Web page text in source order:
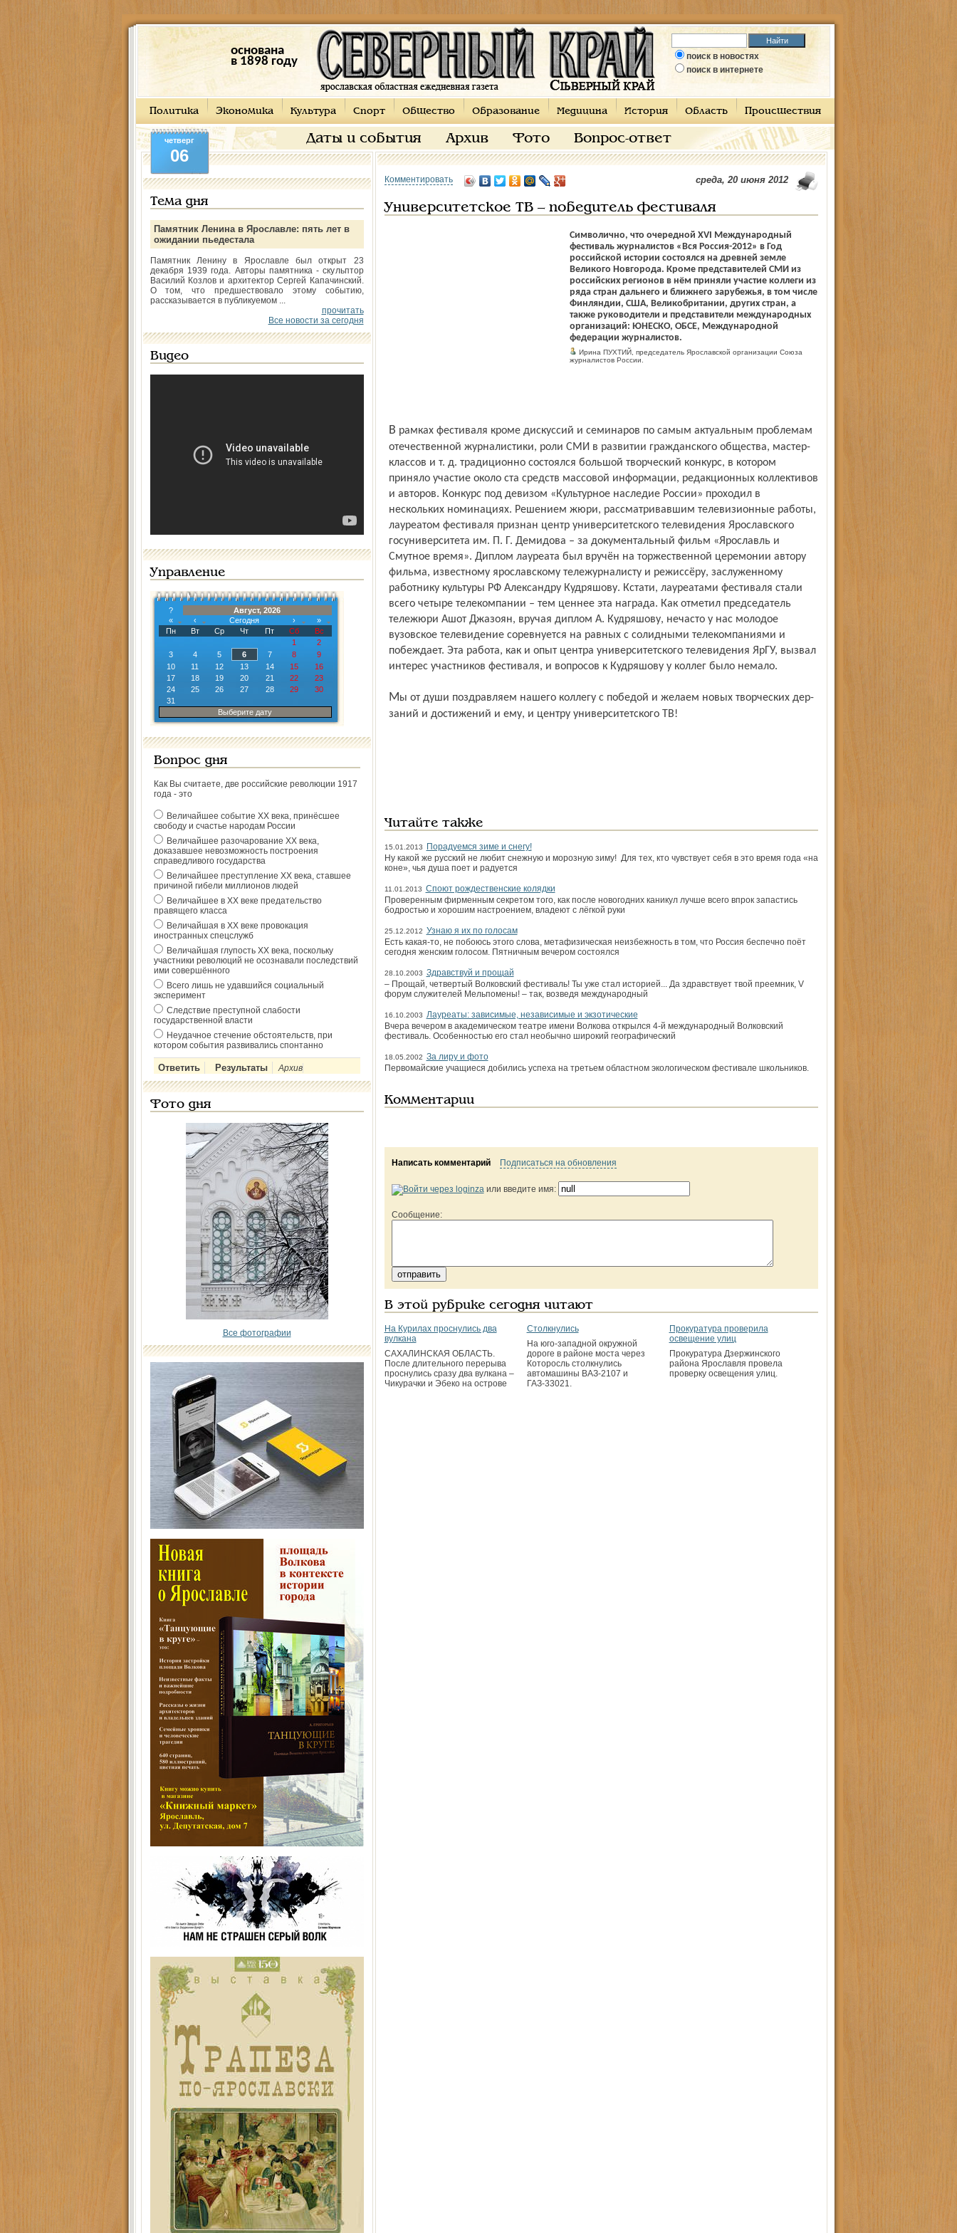
основана
в 1898 году
поиск в новостях
поиск в интернете
Политика Экономика Культура Спорт Общество Образование Медицина История Область Происшествия
Даты и события Архив Фото Вопрос-ответ
четверг
06
Тема дня
Памятник Ленина в Ярославле: пять лет в
ожидании пьедестала
Памятник Ленину в Ярославле был открыт 23
декабря 1939 года. Авторы памятника - скульптор
Василий Козлов и архитектор Сергей Капачинский.
О том, что предшествовало этому событию,
рассказывается в публикуемом ...
прочитать
Все новости за сегодня
Видео
Управление
?
Август, 2026
«
‹ Сегодня ›
»
Пн
Вт Ср Чт Пт Сб
Вс
1
2
3
4 5 6 7 8
9
10
11 12 13 14 15
16
17
18 19 20 21 22
23
24
25 26 27 28 29
30
31
Выберите дату
Вопрос дня
Как Вы считаете, две российские революции 1917
года - это
Величайшее событие ХХ века, принёсшее
свободу и счастье народам России
Величайшее разочарование ХХ века,
доказавшее невозможность построения
справедливого государства
Величайшее преступление ХХ века, ставшее
причиной гибели миллионов людей
Величайшее в ХХ веке предательство
правящего класса
Величайшая в ХХ веке провокация
иностранных спецслужб
Величайшая глупость ХХ века, поскольку
участники революций не осознавали последствий
ими совершённого
Всего лишь не удавшийся социальный
эксперимент
Следствие преступной слабости
государственной власти
Неудачное стечение обстоятельств, при
котором события развивались спонтанно
Архив
Фото дня
Все фотографии
Комментировать среда, 20 июня 2012
Университетское ТВ – победитель фестиваля
Символично, что очередной XVI Международный
фестиваль журналистов «Вся Россия-2012» в Год
российской истории состоялся на древней земле
Великого Новгорода. Кроме представителей СМИ из
российских регионов в нём приняли участие коллеги из
ряда стран дальнего и ближнего зарубежья, в том числе
Финляндии, США, Великобритании, других стран, а
также руководители и представители международных
организаций: ЮНЕСКО, ОБСЕ, Международной
федерации журналистов.
Ирина ПУХТИЙ, председатель Ярославской организации Союза
журналистов России.
В рамках фестиваля кроме дискуссий и семинаров по самым актуальным проблемам
отечественной журналистики, роли СМИ в развитии гражданского общества, мастер-
классов и т. д. традиционно состоялся большой творческий конкурс, в котором
приняло участие около ста средств массовой информации, редакционных коллективов
и авторов. Конкурс под девизом «Культурное наследие России» проходил в
нескольких номинациях. Решением жюри, рассматривавшим телевизионные работы,
лауреатом фестиваля признан центр университет­ского телевидения Ярослав­ского
госуниверситета им. П. Г. Демидова – за документальный фильм «Ярославль и
Смутное время». Диплом лауреата был вручён на торжественной церемонии автору
фильма, известному ярославскому тележурналисту и режиссёру, заслуженному
работнику культуры РФ Александру Кудряшову. Кстати, лауреатами фестиваля стали
всего четыре телекомпании – тем ценнее эта награда. Как отметил председатель
тележюри Ашот Джазоян, вручая диплом А. Кудряшову, нечасто у нас молодое
вузовское телевидение соревнуется на равных с солидными телекомпаниями и
побеждает. Эта работа, как и опыт центра университетского телевидения ЯрГУ, вызвал
интерес участников фестиваля, и вопросов к Кудряшову у коллег было немало.
Мы от души поздравляем нашего коллегу с победой и желаем новых творческих дер­
заний и достижений и ему, и центру университетского ТВ!
Читайте также
15.01.2013
Порадуемся зиме и снегу!
Ну какой же русский не любит снежную и морозную зиму! Для тех, кто чувствует себя в это время года «на
коне», чья душа поет и радуется
11.01.2013 Споют рождественские колядки
Проверенным фирменным секретом того, как после новогодних каникул лучше всего впрок запастись
бодростью и хорошим настроением, владеют с лёгкой руки
25.12.2012 Узнаю я их по голосам
Есть какая-то, не побоюсь этого слова, метафизическая неизбежность в том, что Россия беспечно поёт
сегодня женским голосом. Пятничным вечером состоялся
28.10.2003 Здравствуй и прощай
– Прощай, четвертый Волковский фестиваль! Ты уже стал историей... Да здравствует твой преемник, V
форум служителей Мельпомены! – так, возведя международный
16.10.2003 Лауреаты: зависимые, независимые и экзотические
Вчера вечером в академическом театре имени Волкова открылся 4-й международный Волковский
фестиваль. Особенностью его стал необычно широкий географический
18.05.2002 За лиру и фото
Первомайские учащиеся добились успеха на третьем областном экологическом фестивале школьников.
Комментарии
Написать комментарий Подписаться на обновления
или введите имя:
Сообщение:
В этой рубрике сегодня читают
На Курилах проснулись два
вулкана
САХАЛИНСКАЯ ОБЛАСТЬ.
После длительного перерыва
проснулись сразу два вулкана –
Чикурачки и Эбеко на острове
Столкнулись
На юго-западной окружной
дороге в районе моста через
Которосль столкнулись
автомашины ВАЗ-2107 и
ГАЗ-33021.
Прокуратура проверила
освещение улиц
Прокуратура Дзержинского
района Ярославля провела
проверку освещения улиц.